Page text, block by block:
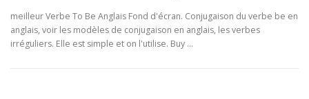
meilleur Verbe To Be Anglais Fond d'écran. Conjugaison du verbe be en
anglais, voir les modèles de conjugaison en anglais, les verbes
irréguliers. Elle est simple et on l'utilise. Buy …